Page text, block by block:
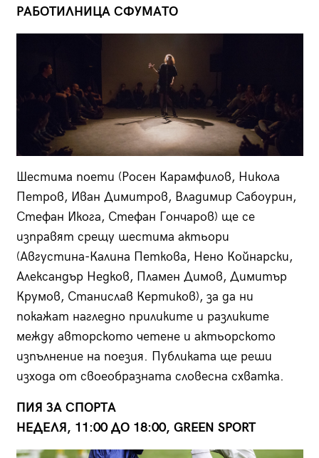
РАБОТИЛНИЦА СФУМАТО
Шестима поети (Росен Карамфилов, Никола
Петров, Иван Димитров, Владимир Сабоурин,
Стефан Икога, Стефан Гончаров) ще се
изправят срещу шестима актьори
(Августина-Калина Петкова, Нено Койнарски,
Александър Недков, Пламен Димов, Димитър
Крумов, Станислав Кертиков), за да ни
покажат нагледно приликите и разликите
между авторското четене и актьорското
изпълнение на поезия. Публиката ще реши
изхода от своеобразната словесна схватка.
ПИЯ ЗА СПОРТА
НЕДЕЛЯ, 11:00 ДО 18:00, GREEN SPORT